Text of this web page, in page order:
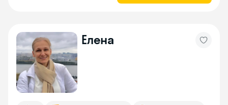
Елена